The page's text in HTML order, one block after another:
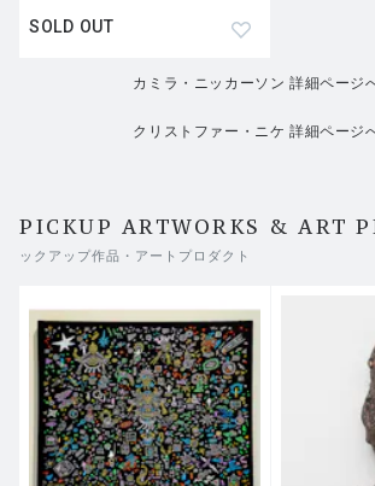
r）
※ 本書は製作プロセス、紙の性質上、カ
SOLD OUT
カミラ・ニッカーソン 詳細ページ
クリストファー・ニケ 詳細ページ
PICKUP ARTWORKS & ART
ックアップ作品・アートプロダクト